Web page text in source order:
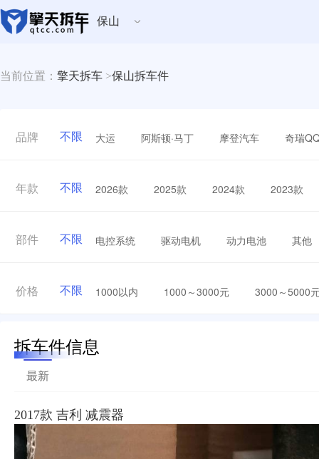
保山
当前位置： 擎天拆车 >保山拆车件
品牌 不限 大运 阿斯顿·马丁 摩登汽车 奇瑞
年款 不限 2026款 2025款 2024款 2023款
部件 不限 电控系统 驱动电机 动力电池 其他
价格 不限 1000以内 1000～3000元 3000～5000
拆车件信息
最新
2017款 吉利 减震器